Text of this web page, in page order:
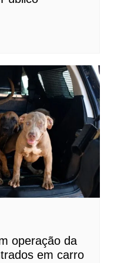
operação da
em carro